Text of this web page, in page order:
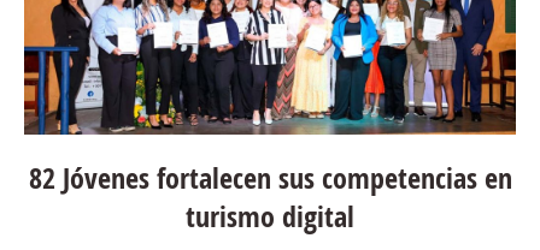
82 Jóvenes fortalecen sus competencias en
turismo digital